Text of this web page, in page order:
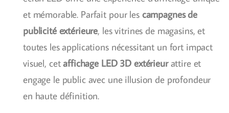
et mémorable. Parfait pour les campagnes de
publicité extérieure, les vitrines de magasins, et
toutes les applications nécessitant un fort impact
visuel, cetaffichage LED 3D extérieurattire et
engage le public avec une illusion de profondeur
en haute définition.